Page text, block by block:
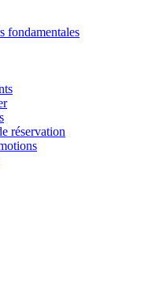
fondamentales
réservation